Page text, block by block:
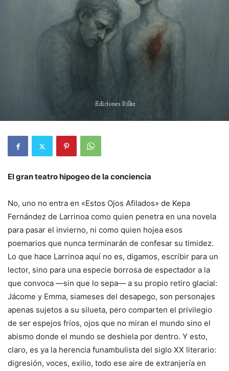
El gran teatro hipogeo de la conciencia
No, uno no entra en «Estos Ojos Afilados» de Kepa
Fernández de Larrinoa como quien penetra en una novela
para pasar el invierno, ni como quien hojea esos
poemarios que nunca terminarán de confesar su timidez.
Lo que hace Larrinoa aquí no es, digamos, escribir para un
lector, sino para una especie borrosa de espectador a la
que convoca —sin que lo sepa— a su propio retiro glacial:
Jácome y Emma, siameses del desapego, son personajes
apenas sujetos a su silueta, pero comparten el privilegio
de ser espejos fríos, ojos que no miran el mundo sino el
abismo donde el mundo se deshiela por dentro. Y esto,
claro, es ya la herencia funambulista del siglo XX literario:
digresión, voces, exilio, todo ese aire de extranjería en